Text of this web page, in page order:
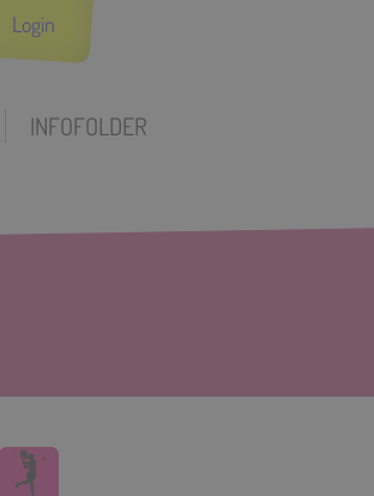
Login
INFOFOLDER